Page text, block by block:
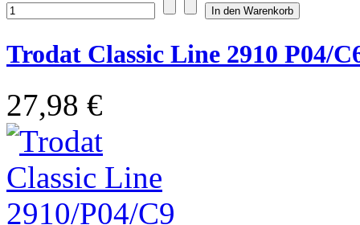
Trodat Classic Line 2910 P04/
27,98 €